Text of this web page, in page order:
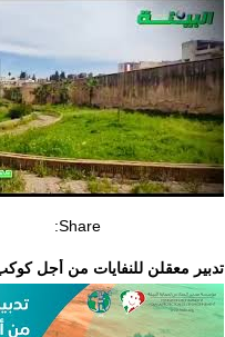
Share:
تدبير معقلن للنفايات من أجل